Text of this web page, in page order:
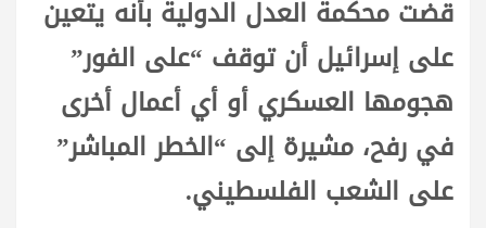
قضت محكمة العدل الدولية بأنه يتعين
على إسرائيل أن توقف “على الفور”
هجومها العسكري أو أي أعمال أخرى
في رفح، مشيرة إلى “الخطر المباشر”
على الشعب الفلسطيني.